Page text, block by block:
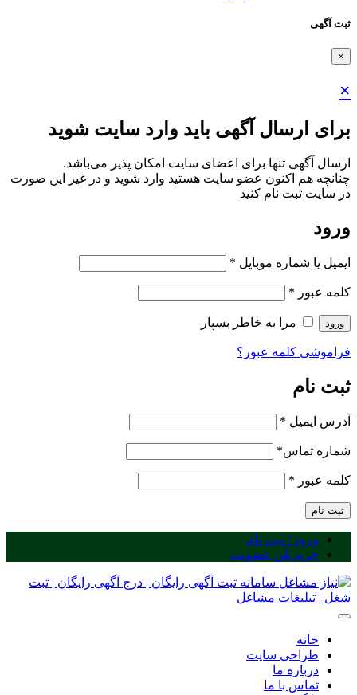
ثبت آگهی
×
×
برای ارسال آگهی باید وارد سایت شوید
ارسال آگهی تنها برای اعضای سایت امکان پذیر می‌باشد.
چنانچه هم‌ اکنون عضو سایت هستید وارد شوید و در غیر این صورت
در سایت ثبت نام کنید
ورود
ایمیل یا شماره موبایل *
کلمه عبور *
ورود مرا به خاطر بسپار
فراموشی کلمه عبور؟
ثبت نام
آدرس ایمیل *
شماره تماس*
کلمه عبور *
ثبت نام
ورود / ثبت نام
خرید پلن عضویت
خانه
طراحی سایت
درباره ما
تماس با ما